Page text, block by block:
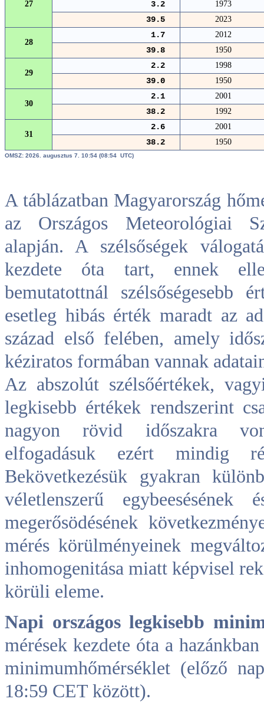
27 3.2 1973
39.5 2023
28
1.7 2012
39.8 1950
29
2.2 1998
39.0 1950
30
2.1 2001
38.2 1992
31
2.6 2001
38.2 1950
OMSZ: 2026. augusztus 7. 10:54 (08:54 UTC)
A táblázatban Magyarország
az Országos Meteorológiai
alapján. A szélsőségek
kezdete óta tart, ennek
bemutatottnál szélsőségesebb
esetleg hibás érték maradt az
század első felében, amely
kéziratos formában vannak
Az abszolút szélsőértékek,
legkisebb értékek rendszerint
nagyon rövid időszakra
elfogadásuk ezért mindig
Bekövetkezésük gyakran
véletlenszerű
megerősödésének
mérés körülményeinek
inhomogenitása miatt képvisel
körüli eleme.
Napi országos legkisebb
mérések kezdete óta a
minimumhőmérséklet (előző
18:59 CET között).